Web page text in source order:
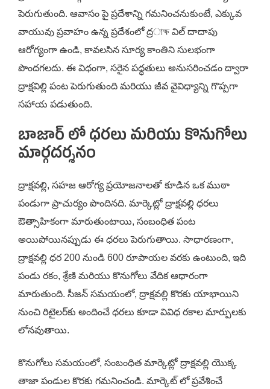
పెరుగుతుంది. ఆవాసం పై ప్రదేశాన్ని గమనించనుకుంటే, ఎక్కువ
వాయువు ప్రవాహం ఉన్న ప్రదేశంలో ద్రাক্ষ విల్ దాదాపు
ఆరోగ్యంగా ఉండి, కావలసిన సూర్య కాంతిని సులభంగా
పొందగలదు. ఈ విధంగా, సరైన పద్ధతులు అనుసరించడం ద్వారా
ద్రాక్షవిల్లి పంట పెరుగుతుంది మరియు జీవ వైవిధ్యాన్ని గొప్పగా
సహాయ పడుతుంది.
బాజార్ లో ధరలు మరియు కొనుగోలు
మార్గదర్శనం
ద్రాక్షవల్లి, సహజ ఆరోగ్య ప్రయోజనాలతో కూడిన ఒక ముఠా
పండుగా ప్రాచుర్యం పొందినది. మార్కెట్లో ద్రాక్షవల్లి ధరలు
ఔత్సాహికంగా మారుతుంటాయి, సంబంధిత పంట
అయిపోయినప్పుడు ఈ ధరలు పెరుగుతాయి. సాధారణంగా,
ద్రాక్షవల్లి ధర 200 నుండి 600 రూపాయల వరకు ఉంటుంది, ఇది
పండు రకం, శ్రేణి మరియు కొనుగోలు వేదిక ఆధారంగా
మారుతుంది. సీజన్ సమయంలో, ద్రాక్షవల్లి కొరకు యాభాయిని
నుంచి రిటైలర్‌కు అందించే ధరలు కూడా వివిధ రకాల మార్పుల‌కు
లోనవుతాయి.
కొనుగోలు సమయంలో, సంబంధిత మార్కెట్లో ద్రాక్షవల్లి యొక్క
తాజా పండుల కొరకు గమనించండి. మార్కెట్ లో ప్రవేశించే